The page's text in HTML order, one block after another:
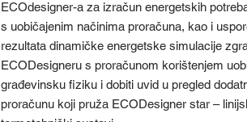
ECOdesigner-a za izračun energetskih
s uobičajenim načinima proračuna, kao i
rezultata dinamičke energetske simulacije
ECODesigneru s proračunom korištenjem
građevinsku fiziku i dobiti uvid u pregled
proračunu koji pruža ECODesigner star –